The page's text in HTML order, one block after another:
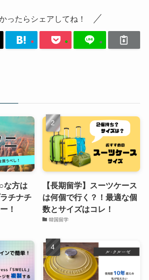
ったらシェアしてね！
方は
チナチ
！
【長期留学】スーツケース
は何個で行く？！最適な個
数とサイズはコレ！
韓国留学